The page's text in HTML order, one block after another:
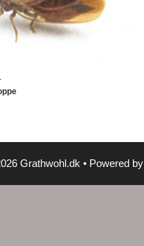
Grathwohl.dk • Powered by